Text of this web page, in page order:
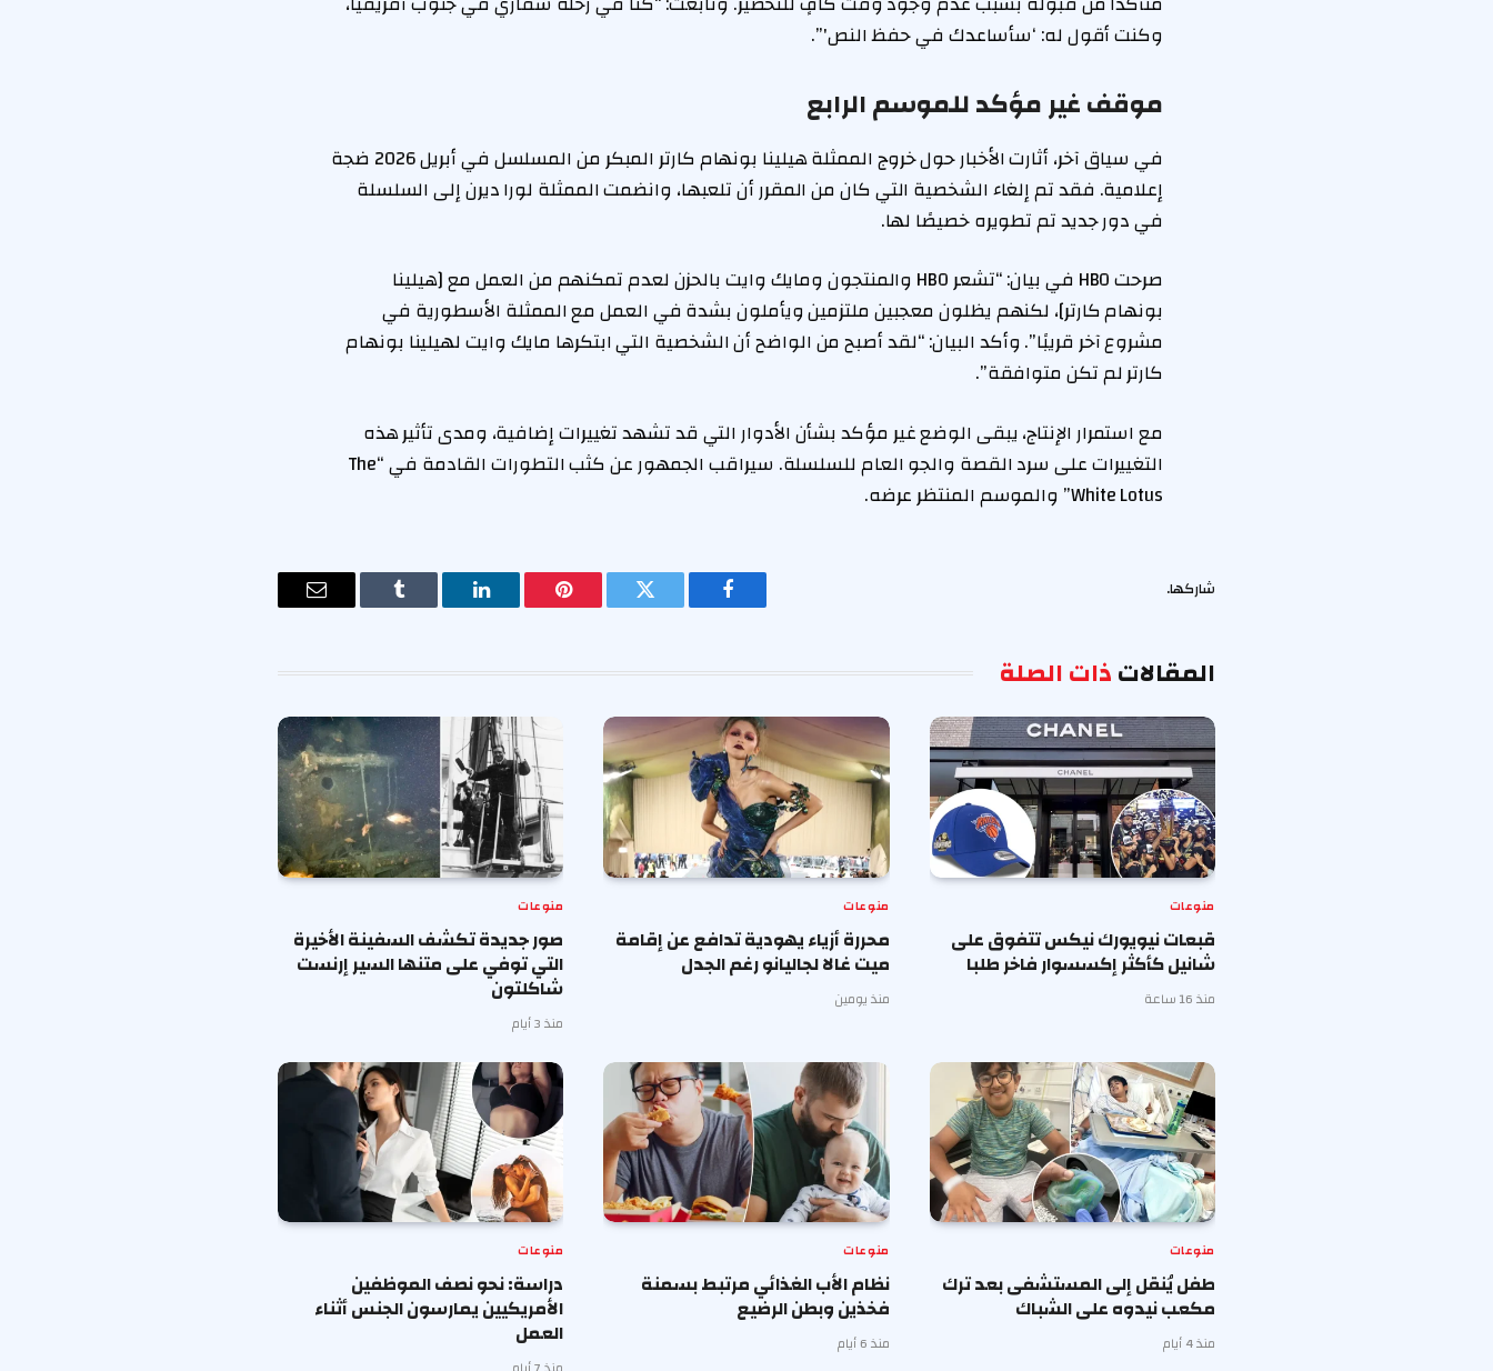
وكنت أقول له: ‘سأساعدك في حفظ النص'”.
موقف غير مؤكد للموسم الرابع
في سياق آخر، أثارت الأخبار حول خروج الممثلة هيلينا بونهام كارتر المبكر من المسلسل في أبريل 2026 ضجة
إعلامية. فقد تم إلغاء الشخصية التي كان من المقرر أن تلعبها، وانضمت الممثلة لورا ديرن إلى السلسلة
في دور جديد تم تطويره خصيصًا لها.
صرحت HBO في بيان: “تشعر HBO والمنتجون ومايك وايت بالحزن لعدم تمكنهم من العمل مع [هيلينا
بونهام كارتر]، لكنهم يظلون معجبين ملتزمين ويأملون بشدة في العمل مع الممثلة الأسطورية في
مشروع آخر قريبًا”. وأكد البيان: “لقد أصبح من الواضح أن الشخصية التي ابتكرها مايك وايت لهيلينا بونهام
كارتر لم تكن متوافقة”.
مع استمرار الإنتاج، يبقى الوضع غير مؤكد بشأن الأدوار التي قد تشهد تغييرات إضافية، ومدى تأثير هذه
التغييرات على سرد القصة والجو العام للسلسلة. سيراقب الجمهور عن كثب التطورات القادمة في “The
White Lotus” والموسم المنتظر عرضه.
شاركها.
فيسبوك تويتر بينتيريستلينكدإن Tumblr
البريد
المقالاتذات الصلة
منوعات
قبعات نيويورك نيكس تتفوق على
شانيل كأكثر إكسسوار فاخر طلبا
منذ 16 ساعة
منوعات
محررة أزياء يهودية تدافع عن إقامة
ميت غالا لجاليانو رغم الجدل
منذ يومين
منوعات
صور جديدة تكشف السفينة الأخيرة
التي توفي على متنها السير إرنست
شاكلتون
منذ 3 أيام
منوعات
طفل يُنقل إلى المستشفى بعد ترك
مكعب نيدوه على الشباك
منذ 4 أيام
منوعات
نظام الأب الغذائي مرتبط بسمنة
فخذين وبطن الرضيع
منذ 6 أيام
منوعات
دراسة: نحو نصف الموظفين
الأمريكيين يمارسون الجنس أثناء
العمل